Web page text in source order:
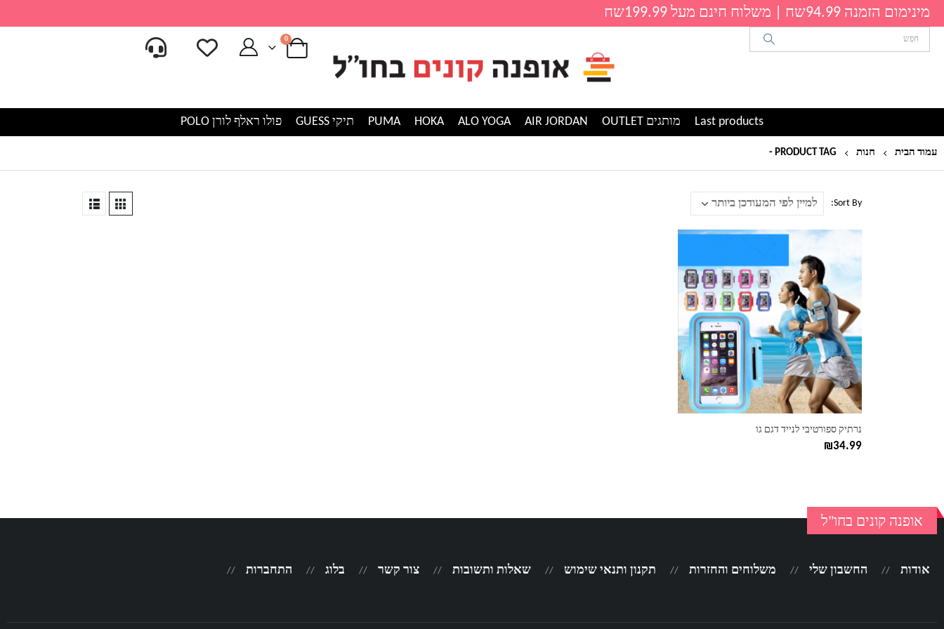
מינימום הזמנה 94.99שח | משלוח חינם מעל 199.99שח
0
Last products מותגים OUTLET AIR JORDAN
ALO YOGA
HOKA
PUMA תיקי GUESS פולו ראלף לורן POLO
עמוד הבית חנות PRODUCT TAG -
Sort By:
נרתיק ספורטיבי לנייד דגם גו
₪34.99
למוצר
סוגים.
ניתן
לבחור
את
האפשרויות
בעמוד
המוצר
אופנה קונים בחו"ל
אודות החשבון שלי משלוחים והחזרות תקנון ותנאי שימוש שאלות ותשובות צור קשר בלוג התחברות